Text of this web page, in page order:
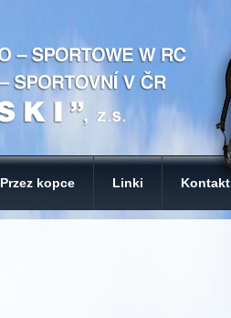
Przez kopce Linki Kontakt